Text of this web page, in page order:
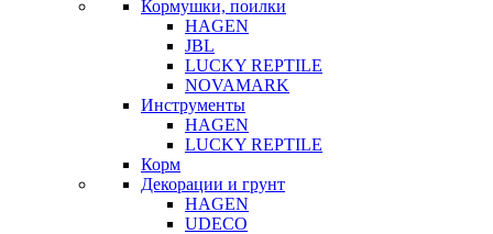
Кормушки, поилки
HAGEN
JBL
LUCKY REPTILE
NOVAMARK
Инструменты
HAGEN
LUCKY REPTILE
Корм
Декорации и грунт
HAGEN
UDECO